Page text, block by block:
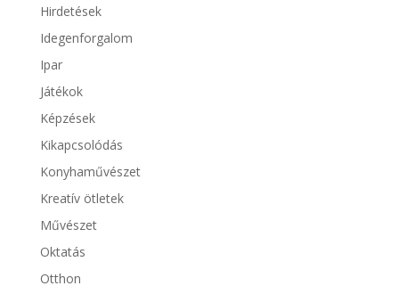
Hirdetések
Idegenforgalom
Ipar
Játékok
Képzések
Kikapcsolódás
Konyhaművészet
Kreatív ötletek
Művészet
Oktatás
Otthon